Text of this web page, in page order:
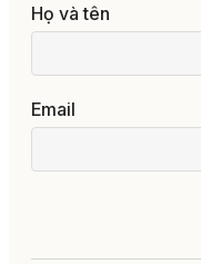
Họ và tên
Email